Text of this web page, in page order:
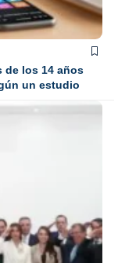
de los 14 años
un estudio